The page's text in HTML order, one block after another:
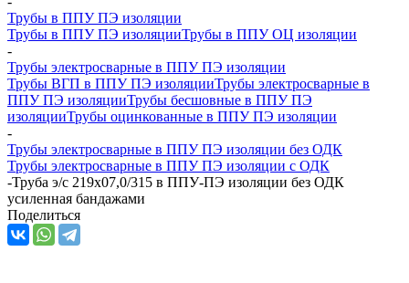
Трубы в ППУ ПЭ изоляции
Трубы в ППУ ПЭ изоляцииТрубы в ППУ ОЦ изоляции
-
Трубы электросварные в ППУ ПЭ изоляции
Трубы ВГП в ППУ ПЭ изоляцииТрубы электросварные в
ППУ ПЭ изоляцииТрубы бесшовные в ППУ ПЭ
изоляцииТрубы оцинкованные в ППУ ПЭ изоляции
-
Трубы электросварные в ППУ ПЭ изоляции без ОДК
Трубы электросварные в ППУ ПЭ изоляции с ОДК
-Труба э/с 219х07,0/315 в ППУ-ПЭ изоляции без ОДК
усиленная бандажами
Поделиться